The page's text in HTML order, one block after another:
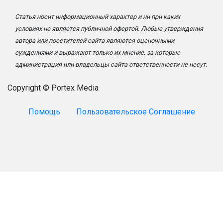
Статья носит информационный характер и ни при каких
условиях не является публичной офертой. Любые утверждения
автора или посетителей сайта являются оценочными
суждениями и выражают только их мнение, за которые
администрация или владельцы сайта ответственности не несут.
Copyright © Portex Media
Помощь Пользовательское Соглашение